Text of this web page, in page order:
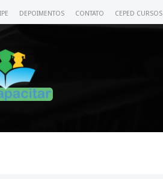
DEPOIMENTOS CONTATO CEPED CURSOS